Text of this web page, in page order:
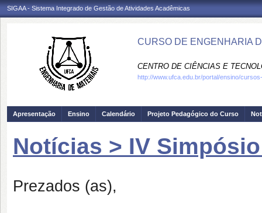
SIGAA - Sistema Integrado de Gestão de Atividades Acadêmicas
CURSO DE ENGENHARIA
CENTRO DE CIÊNCIAS E
http://www.ufca.edu.br/portal/ensino/
Apresentação Ensino Calendário Projeto Pedagógico do Curso
Notícias > IV
Prezados (as),